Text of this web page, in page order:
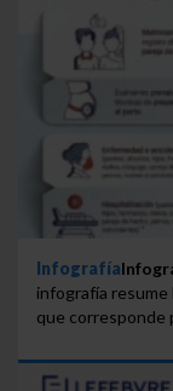
Infografía
infografía resume
que corresponde